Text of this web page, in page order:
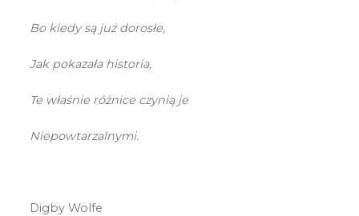
Bo kiedy są już dorosłe,
Jak pokazała historia,
Te właśnie różnice czynią je
Niepowtarzalnymi.
Digby Wolfe